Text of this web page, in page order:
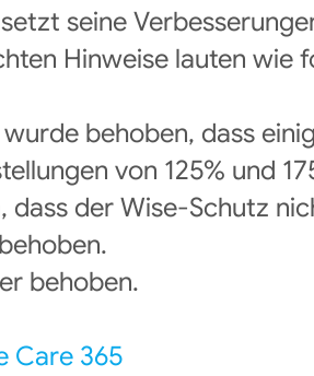
seine
Hinweise lauten wie
behoben, dass
von 125% und
dass der Wise-Schutz
behoben.
Care 365